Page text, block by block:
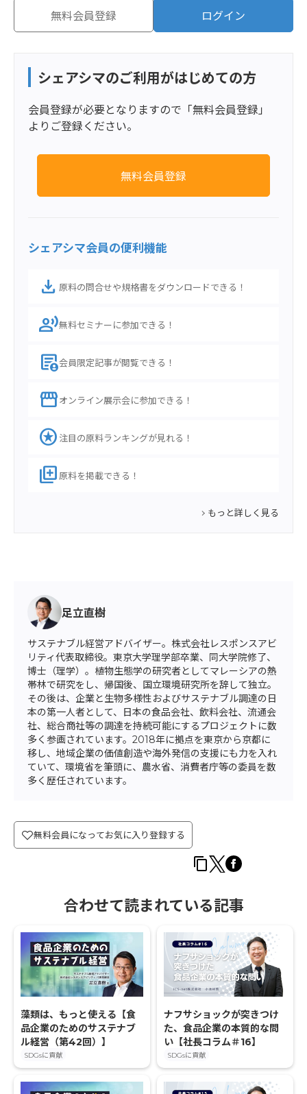
無料会員登録 ログイン
シェアシマのご利用がはじめての方
会員登録が必要となりますので「無料会員登録」
よりご登録ください。
無料会員登録
シェアシマ会員の便利機能
download 原料の問合せや規格書をダウンロードできる！
record_voice_over無料セミナーに参加できる！
demography会員限定記事が閲覧できる！
storefrontオンライン展示会に参加できる！
stars 注目の原料ランキングが見れる！
library_add 原料を掲載できる！
もっと詳しく見る
足立直樹
サステナブル経営アドバイザー。株式会社レスポンスアビ
リティ代表取締役。東京大学理学部卒業、同大学院修了、
博士（理学）。植物生態学の研究者としてマレーシアの熱
帯林で研究をし、帰国後、国立環境研究所を辞して独立。
その後は、企業と生物多様性およびサステナブル調達の日
本の第一人者として、日本の食品会社、飲料会社、流通会
社、総合商社等の調達を持続可能にするプロジェクトに数
多く参画されています。2018年に拠点を東京から京都に
移し、地域企業の価値創造や海外発信の支援にも力を入れ
ていて、環境省を筆頭に、農水省、消費者庁等の委員を数
多く歴任されています。
無料会員になってお気に入り登録する
合わせて読まれている記事
藻類は、もっと使える【食
品企業のためのサステナブ
ル経営（第42回）】
SDGsに貢献
ナフサショックが突きつけ
た、食品企業の本質的な問
い【社長コラム＃16】
SDGsに貢献